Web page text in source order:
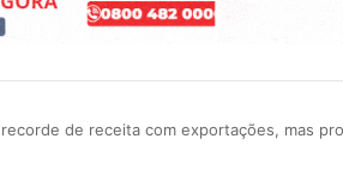
de receita com exportações, mas